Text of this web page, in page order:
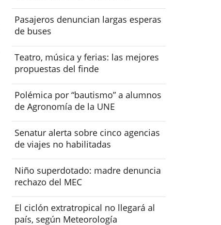
Pasajeros denuncian largas esperas
de buses
Teatro, música y ferias: las mejores
propuestas del finde
Polémica por “bautismo” a alumnos
de Agronomía de la UNE
Senatur alerta sobre cinco agencias
de viajes no habilitadas
Niño superdotado: madre denuncia
rechazo del MEC
El ciclón extratropical no llegará al
país, según Meteorología